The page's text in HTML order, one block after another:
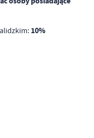
10%